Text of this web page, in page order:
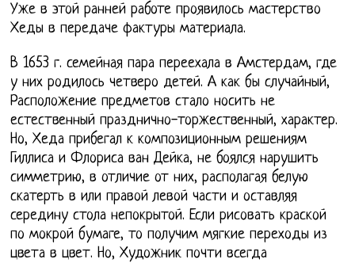
Уже в этой ранней работе проявилось мастерство
Хеды в передаче фактуры материала.
В 1653 г. семейная пара переехала в Амстердам, где
у них родилось четверо детей. А как бы случайный,
Расположение предметов стало носить не
естественный празднично-торжественный, характер.
Но, Хеда прибегал к композиционным решениям
Гиллиса и Флориса ван Дейка, не боялся нарушить
симметрию, в отличие от них, располагая белую
скатерть в или правой левой части и оставляя
середину стола непокрытой. Если рисовать краской
по мокрой бумаге, то получим мягкие переходы из
цвета в цвет. Но, Художник почти всегда